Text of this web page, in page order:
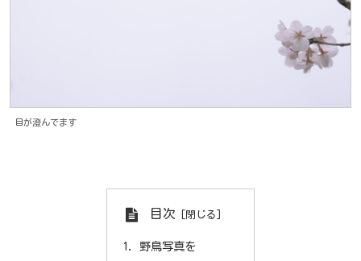
目が澄んでます
目次
野鳥写真を